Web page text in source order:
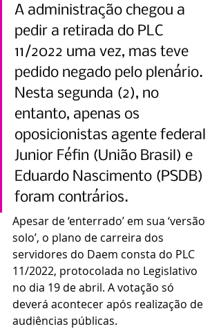
A administração chegou a
pedir a retirada do PLC
11/2022 uma vez, mas teve
pedido negado pelo plenário.
Nesta segunda (2), no
entanto, apenas os
oposicionistas agente federal
Junior Féfin (União Brasil) e
Eduardo Nascimento (PSDB)
foram contrários.
Apesar de ‘enterrado’ em sua ‘versão
solo’, o plano de carreira dos
servidores do Daem consta do PLC
11/2022, protocolada no Legislativo
no dia 19 de abril. A votação só
deverá acontecer após realização de
audiências públicas.